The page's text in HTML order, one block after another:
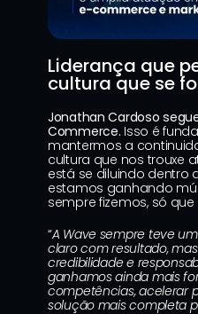
Liderança que
cultura que se
Jonathan Cardoso
Commerce. Isso é
mantermos a
cultura que nos trouxe
está se diluindo dentro
estamos ganhando
sempre fizemos, só
“A Wave sempre teve
claro com resultado,
credibilidade e
ganhamos ainda mais
competências, acelerar
solução mais completa